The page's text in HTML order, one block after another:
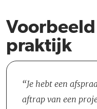
praktijk
Je hebt een
aftrap van een